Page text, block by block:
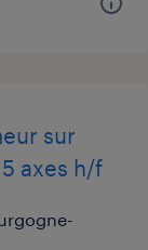
sur
axes h/f